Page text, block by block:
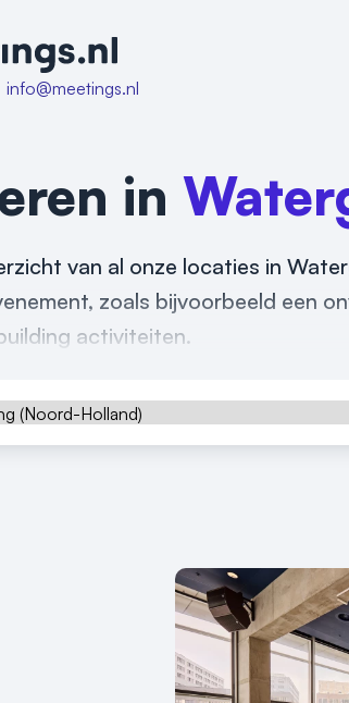
info@meetings.nl
in
van al onze locaties in
zoals bijvoorbeeld een
activiteiten.